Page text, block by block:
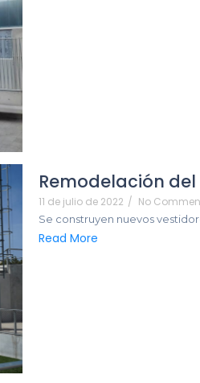
Remodelación
11 de julio de 2022 / No
Se construyen nuevos
Read More